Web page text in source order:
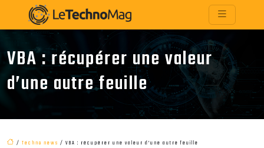
VBA : récupérer une valeur
d’une autre feuille
/ Techno news / VBA : récupérer une valeur d’une autre feuille